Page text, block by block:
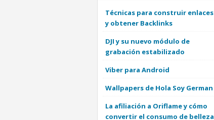
Técnicas para construir enlaces
y obtener Backlinks
DJI y su nuevo módulo de
grabación estabilizado
Viber para Android
Wallpapers de Hola Soy German
La afiliación a Oriflame y cómo
convertir el consumo de belleza